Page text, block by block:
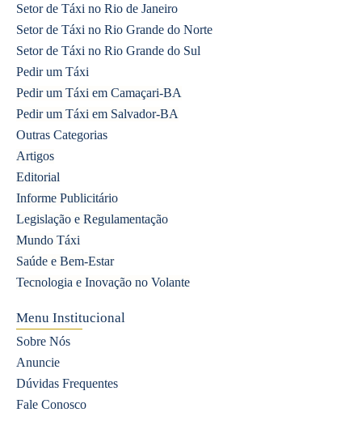
Setor de Táxi no Rio de Janeiro
Setor de Táxi no Rio Grande do Norte
Setor de Táxi no Rio Grande do Sul
Pedir um Táxi
Pedir um Táxi em Camaçari-BA
Pedir um Táxi em Salvador-BA
Outras Categorias
Artigos
Editorial
Informe Publicitário
Legislação e Regulamentação
Mundo Táxi
Saúde e Bem-Estar
Tecnologia e Inovação no Volante
Menu Institucional
Sobre Nós
Anuncie
Dúvidas Frequentes
Fale Conosco